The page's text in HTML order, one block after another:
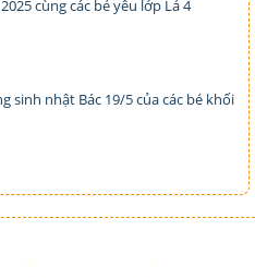
cùng các bé yêu lớp Lá 4
sinh nhật Bác 19/5 của các bé khối